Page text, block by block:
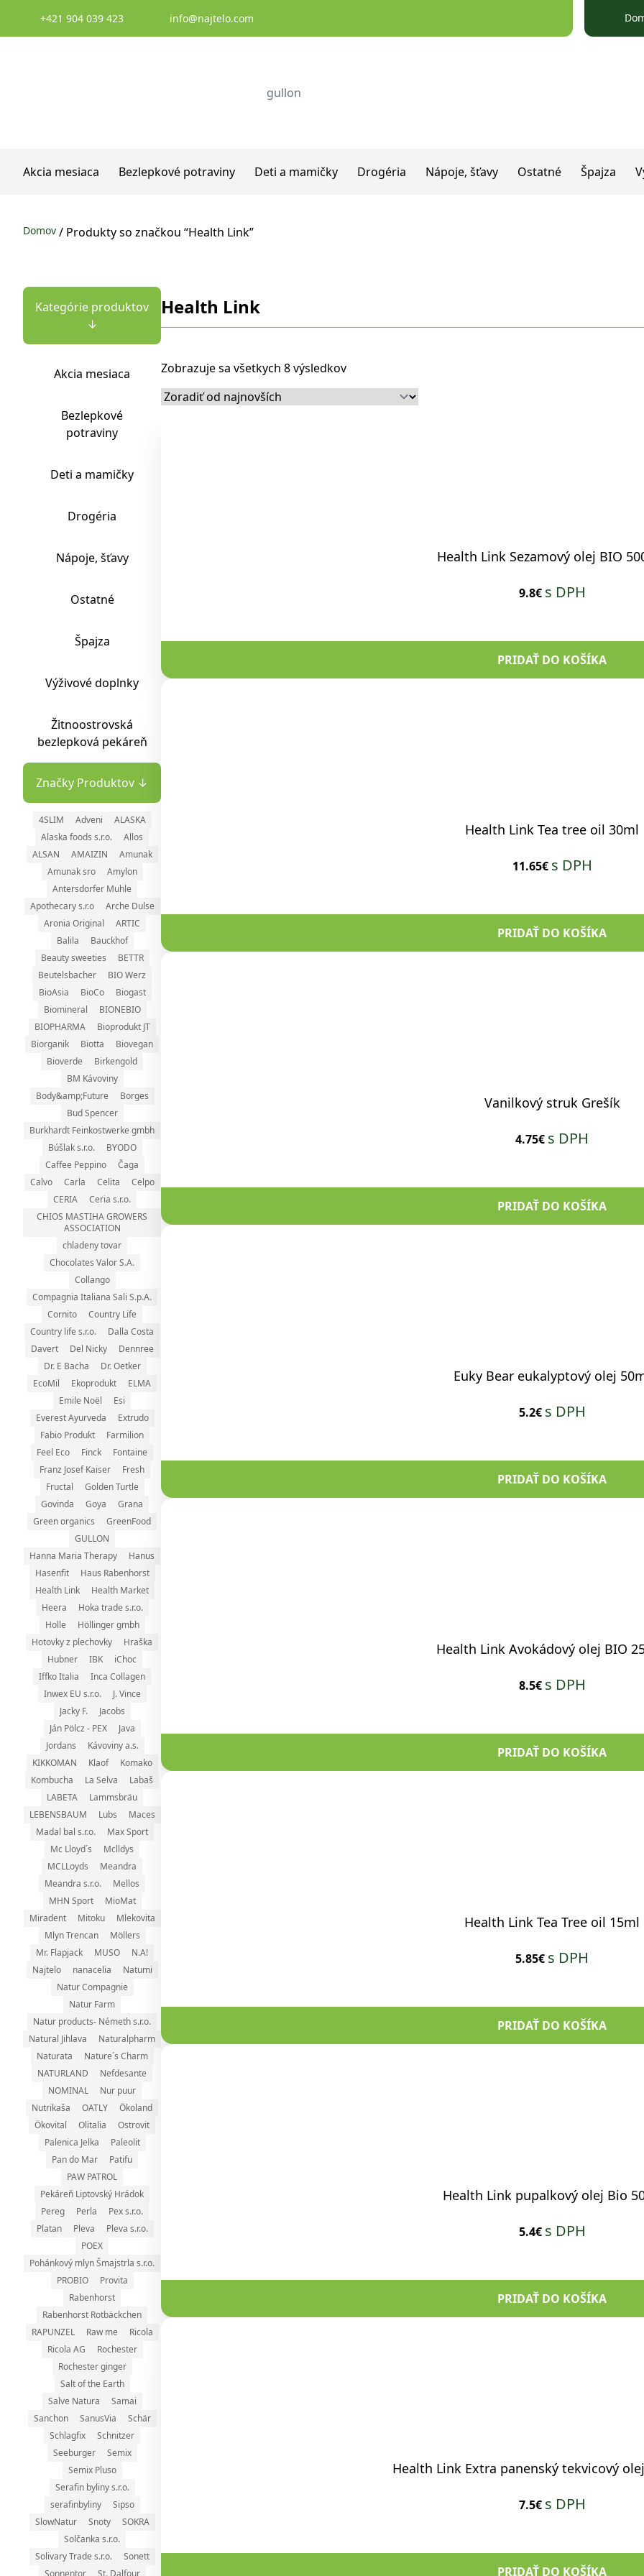
+421 904 039 423 info@najtelo.com
Akcia mesiaca Bezlepkové potraviny Deti a mamičky Drogéria Nápoje, šťavy Ostatné Špajza
Domov / Produkty so značkou “Health Link”
Kategórie produktov
↓
Akcia mesiaca
Bezlepkové
potraviny
Deti a mamičky
Drogéria
Nápoje, šťavy
Ostatné
Špajza
Výživové doplnky
Žitnoostrovská
bezlepková pekáreň
Značky Produktov ↓
4SLIM Adveni
ALASKA
Alaska foods s.r.o.
Allos
ALSAN
AMAIZIN
Amunak
Amunak sro
Amylon
Antersdorfer Muhle
Apothecary s.r.o
Arche Dulse
Aronia Original
ARTIC
Balila
Bauckhof
Beauty sweeties
BETTR
Beutelsbacher
BIO Werz
BioAsia
BioCo
Biogast
Biomineral
BIONEBIO
BIOPHARMA
Bioprodukt JT
Biorganik
Biotta
Biovegan
Bioverde
Birkengold
BM Kávoviny
Body&amp;Future
Borges
Bud Spencer
Burkhardt Feinkostwerke gmbh
Búšlak s.r.o.
BYODO
Caffee Peppino
Čaga
Calvo
Carla Celita
Celpo
CERIA
Ceria s.r.o.
CHIOS MASTIHA GROWERS
ASSOCIATION
chladeny tovar
Chocolates Valor S.A.
Collango
Compagnia Italiana Sali S.p.A.
Cornito
Country Life
Country life s.r.o.
Dalla Costa
Davert
Del Nicky
Dennree
Dr. E Bacha
Dr. Oetker
EcoMil
Ekoprodukt
ELMA
Emile Noël
Esi
Everest Ayurveda
Extrudo
Fabio Produkt
Farmilion
Feel Eco
Finck
Fontaine
Franz Josef Kaiser
Fresh
Fructal
Golden Turtle
Govinda
Goya
Grana
Green organics
GreenFood
GULLON
Hanna Maria Therapy
Hanus
Hasenfit
Haus Rabenhorst
Health Link
Health Market
Heera
Hoka trade s.r.o.
Holle
Höllinger gmbh
Hotovky z plechovky
Hraška
Hubner
IBK
iChoc
Iffko Italia
Inca Collagen
Inwex EU s.r.o.
J. Vince
Jacky F.
Jacobs
Ján Pölcz - PEX
Java
Jordans
Kávoviny a.s.
KIKKOMAN
Klaof
Komako
Kombucha
La Selva
Labaš
LABETA
Lammsbräu
LEBENSBAUM
Lubs
Maces
Madal bal s.r.o.
Max Sport
Mc Lloyd´s
Mclldys
MCLLoyds
Meandra
Meandra s.r.o.
Mellos
MHN Sport
MioMat
Miradent
Mitoku
Mlekovita
Mlyn Trencan
Möllers
Mr. Flapjack
MUSO
N.A!
Najtelo
nanacelia
Natumi
Natur Compagnie
Natur Farm
Natur products- Németh s.r.o.
Natural Jihlava
Naturalpharm
Naturata
Nature´s Charm
NATURLAND
Nefdesante
NOMINAL
Nur puur
Nutrikaša
OATLY
Ökoland
Ökovital
Olitalia
Ostrovit
Palenica Jelka
Paleolit
Pan do Mar
Patifu
PAW PATROL
Pekáreň Liptovský Hrádok
Pereg
Perla
Pex s.r.o.
Platan
Pleva
Pleva s.r.o.
POEX
Pohánkový mlyn Šmajstrla s.r.o.
PROBIO
Provita
Rabenhorst
Rabenhorst Rotbäckchen
RAPUNZEL
Raw me
Ricola
Ricola AG
Rochester
Rochester ginger
Salt of the Earth
Salve Natura
Samai
Sanchon
SanusVia
Schär
Schlagfix
Schnitzer
Seeburger
Semix
Semix Pluso
Serafin byliny s.r.o.
serafinbyliny
Sipso
SlowNatur
Snoty
SOKRA
Solčanka s.r.o.
Solivary Trade s.r.o.
Sonett
Sonnentor
St. Dalfour
Health Link
Zobrazuje sa všetkych 8 výsledkov
Health Link Sezamový olej BIO
9.8€ s DPH
PRIDAŤ DO KOŠÍKA
Health Link Tea tree oil 30ml
11.65€ s DPH
PRIDAŤ DO KOŠÍKA
Vanilkový struk Grešík
4.75€ s DPH
PRIDAŤ DO KOŠÍKA
Euky Bear eukalyptový olej
5.2€ s DPH
PRIDAŤ DO KOŠÍKA
Health Link Avokádový olej BIO
8.5€ s DPH
PRIDAŤ DO KOŠÍKA
Health Link Tea Tree oil 15ml
5.85€ s DPH
PRIDAŤ DO KOŠÍKA
Health Link pupalkový olej Bio
5.4€ s DPH
PRIDAŤ DO KOŠÍKA
Health Link Extra panenský tekvicový
7.5€ s DPH
PRIDAŤ DO KOŠÍKA